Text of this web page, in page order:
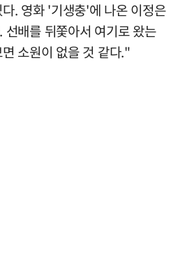
. 영화 '기생충'에 나온 이정은
선배를 뒤쫓아서 여기로 왔는
소원이 없을 것 같다."